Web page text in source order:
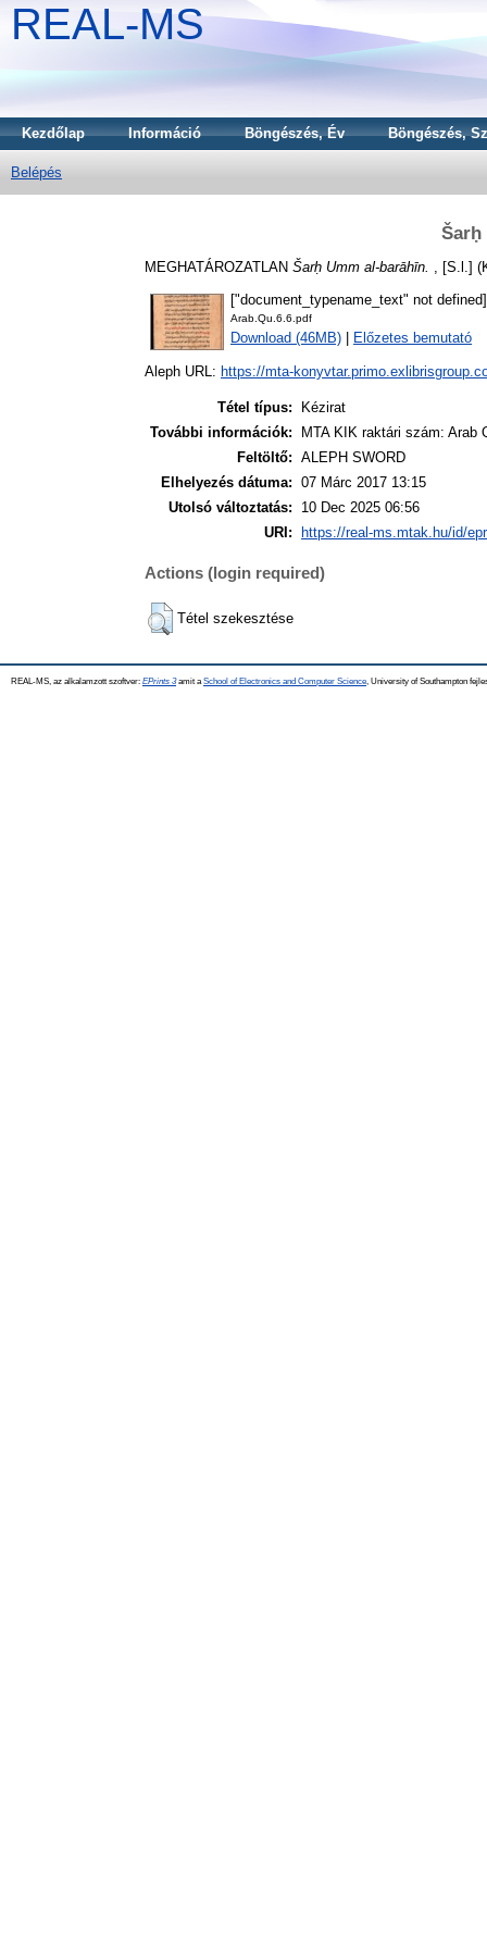
REAL-MS
Kezdőlap Információ Böngészés, Év Böngészés,
Belépés
Šarḥ
MEGHATÁROZATLAN Šarḥ Umm al-barāhīn. , [S.l.]
["document_typename_text" not defined]
Arab.Qu.6.6.pdf
Download (46MB) Előzetes bemutató
Aleph URL: https://mta-
Tétel típus:
Kézirat
További információk:
MTA KIK raktári szám: Arab
Feltöltő: ALEPH SWORD
Elhelyezés dátuma: 07 Márc 2017 13:15
Utolsó változtatás:
10 Dec 2025 06:56
URI:
https://real-ms.mtak.hu/id/
Actions (login required)
Tétel szekesztése
REAL-MS, az alkalamzott szoftver: EPrints 3amit a School of Electronics and Computer Science , University of Southampton